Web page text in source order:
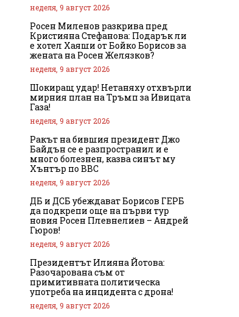
неделя, 9 август 2026
Росен Миленов разкрива пред
Кристияна Стефанова: Подарък ли
е хотел Хаяши от Бойко Борисов за
жената на Росен Желязков?
неделя, 9 август 2026
Шокиращ удар! Нетаняху отхвърли
мирния план на Тръмп за Ивицата
Газа!
неделя, 9 август 2026
Ракът на бившия президент Джо
Байдън се е разпространил и е
много болезнен, казва синът му
Хънтър по BBC
неделя, 9 август 2026
ДБ и ДСБ убеждават Борисов ГЕРБ
да подкрепи още на първи тур
новия Росен Плевнелиев – Андрей
Гюров!
неделя, 9 август 2026
Президентът Илияна Йотова:
Разочарована съм от
примитивната политическа
употреба на инцидента с дрона!
неделя, 9 август 2026